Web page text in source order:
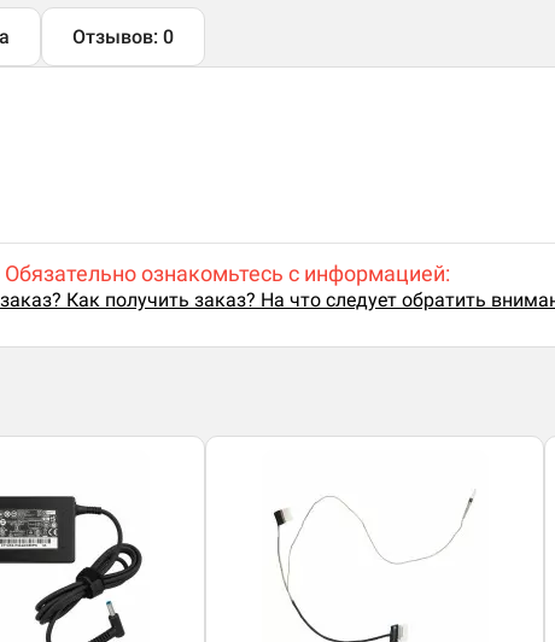
Отзывов: 0
Обязательно ознакомьтесь с информацией:
Как получить заказ? На что следует обратить